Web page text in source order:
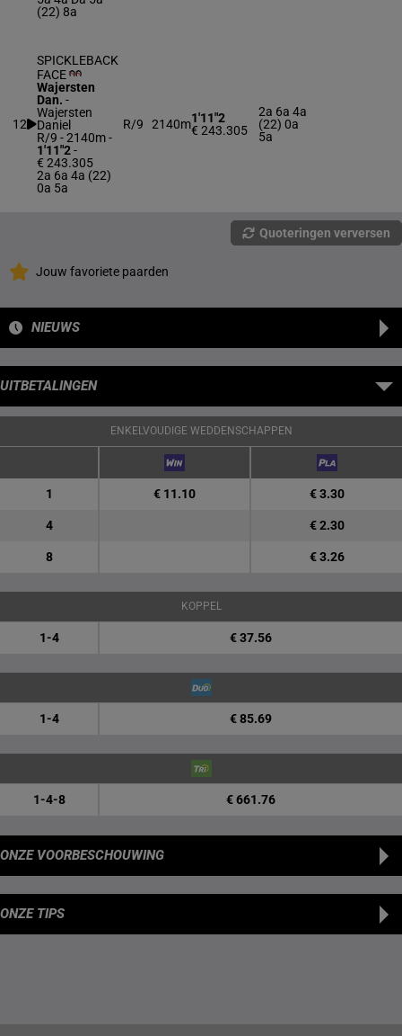
(22) 8a
12
SPICKLEBACK
FACE
Wajersten
Dan. -
Wajersten
Daniel
R/9 - 2140m-
1'11"2-
€ 243.305
2a 6a 4a (22)
0a 5a
R/9 2140m1'11"2
€ 243.305
2a 6a 4a
(22) 0a
5a
Quoteringen verversen
Jouw favoriete paarden
NIEUWS
UITBETALINGEN
ENKELVOUDIGE WEDDENSCHAPPEN
1 € 11.10 € 3.30
4 € 2.30
8 € 3.26
KOPPEL
1-4 € 37.56
1-4 € 85.69
1-4-8 € 661.76
ONZE VOORBESCHOUWING
ONZE TIPS